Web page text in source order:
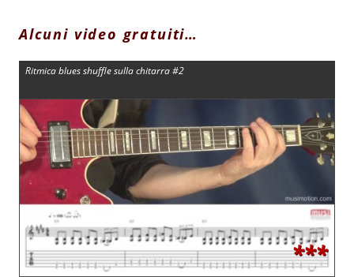
Alcuni video gratuiti…
Ritmica blues shuffle sulla chitarra #2
***